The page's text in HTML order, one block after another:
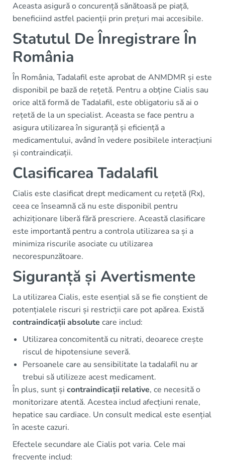
Aceasta asigură o concurență sănătoasă pe piață,
beneficiind astfel pacienții prin prețuri mai accesibile.
Statutul De Înregistrare În
România
În România, Tadalafil este aprobat de ANMDMR și este
disponibil pe bază de rețetă. Pentru a obține Cialis sau
orice altă formă de Tadalafil, este obligatoriu să ai o
rețetă de la un specialist. Aceasta se face pentru a
asigura utilizarea în siguranță și eficiență a
medicamentului, având în vedere posibilele interacțiuni
și contraindicații.
Clasificarea Tadalafil
Cialis este clasificat drept medicament cu rețetă (Rx),
ceea ce înseamnă că nu este disponibil pentru
achiziționare liberă fără prescriere. Această clasificare
este importantă pentru a controla utilizarea sa și a
minimiza riscurile asociate cu utilizarea
necorespunzătoare.
Siguranță și Avertismente
La utilizarea Cialis, este esențial să se fie conștient de
potențialele riscuri și restricții care pot apărea. Există
contraindicații absolute care includ:
Utilizarea concomitentă cu nitrati, deoarece crește
riscul de hipotensiune severă.
Persoanele care au sensibilitate la tadalafil nu ar
trebui să utilizeze acest medicament.
În plus, sunt și contraindicații relative, ce necesită o
monitorizare atentă. Acestea includ afecțiuni renale,
hepatice sau cardiace. Un consult medical este esențial
în aceste cazuri.
Efectele secundare ale Cialis pot varia. Cele mai
frecvente includ: